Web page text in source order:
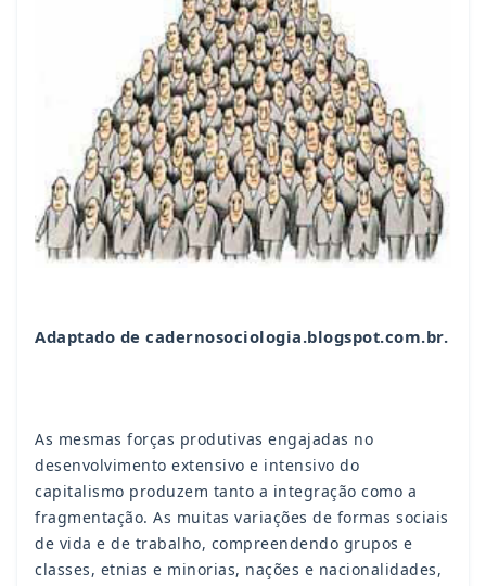
Adaptado de cadernosociologia.blogspot.com.br.
As mesmas forças produtivas engajadas no
desenvolvimento extensivo e intensivo do
capitalismo produzem tanto a integração como a
fragmentação. As muitas variações de formas sociais
de vida e de trabalho, compreendendo grupos e
classes, etnias e minorias, nações e nacionalidades,